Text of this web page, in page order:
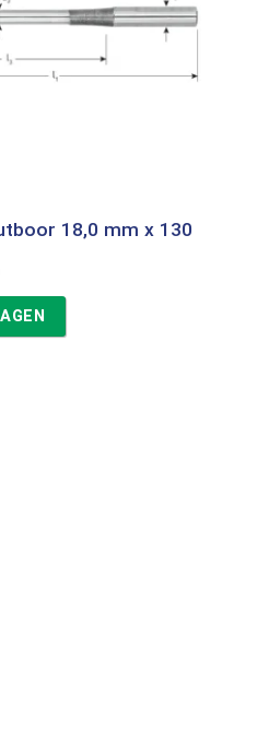
18,0 mm x 130
Huidige
€17,50.